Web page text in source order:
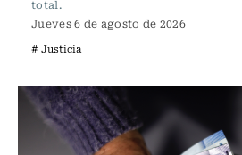
total.
Jueves 6 de agosto de 2026
# Justicia